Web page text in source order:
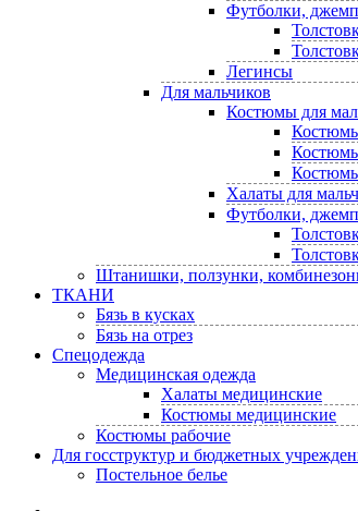
Футболки,
Легинсы
Для мальчиков
Костюмы для
Халаты для
Футболки,
Штанишки, ползунки,
ТКАНИ
Бязь в кусках
Бязь на отрез
Спецодежда
Медицинская одежда
Халаты медицинские
Костюмы медицинские
Костюмы рабочие
Для госструктур и бюджетных
Постельное белье